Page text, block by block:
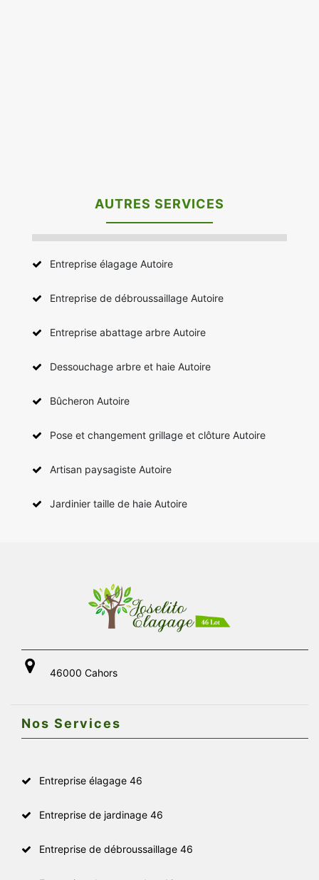
AUTRES SERVICES
Entreprise élagage Autoire
Entreprise de débroussaillage Autoire
Entreprise abattage arbre Autoire
Dessouchage arbre et haie Autoire
Bûcheron Autoire
Pose et changement grillage et clôture Autoire
Artisan paysagiste Autoire
Jardinier taille de haie Autoire
46000 Cahors
Nos Services
Entreprise élagage 46
Entreprise de jardinage 46
Entreprise de débroussaillage 46